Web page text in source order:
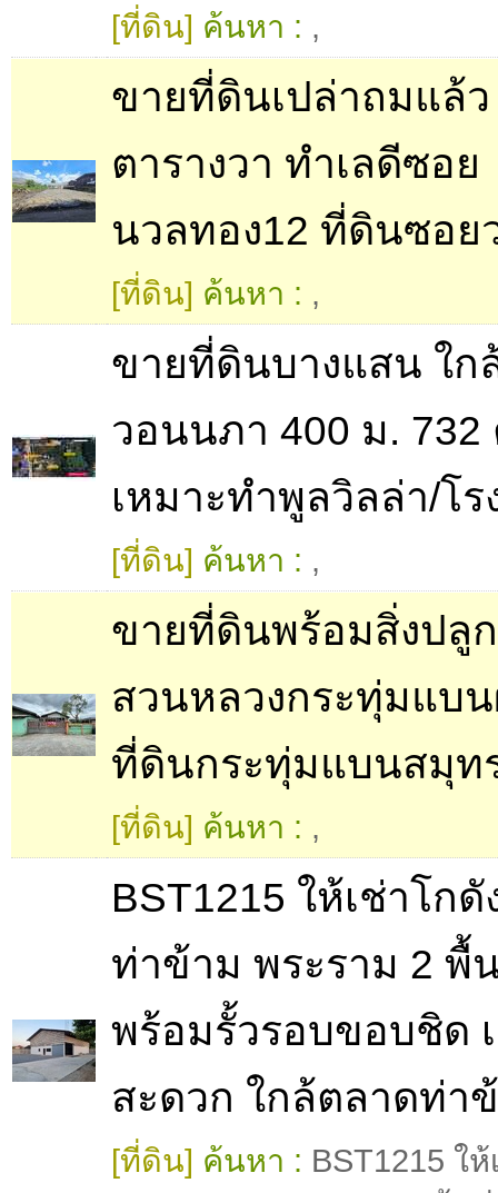
[ที่ดิน] ค้นหา : ,
ขายที่ดินเปล่าถมแล้ว​
ตารางวา ทำเลดีซอย
นวลทอง12 ที่ดินซอย​
[ที่ดิน] ค้นหา : ,
ขายที่ดินบางแสน ใก
วอนนภา 400 ม. 732
เหมาะทำพูลวิลล่า/โร
[ที่ดิน] ค้นหา : ,
ขายที่ดินพร้อมสิ่งปลู
สวนหลวงกระทุ่มแบน
ที่ดินกระทุ่มแบนสมุท
[ที่ดิน] ค้นหา : ,
BST1215 ให้เช่าโก
ท่าข้าม พระราม 2 พื้
พร้อมรั้วรอบขอบชิด
สะดวก ใกล้ตลาดท่า
[ที่ดิน] ค้นหา : BST1215 ใ